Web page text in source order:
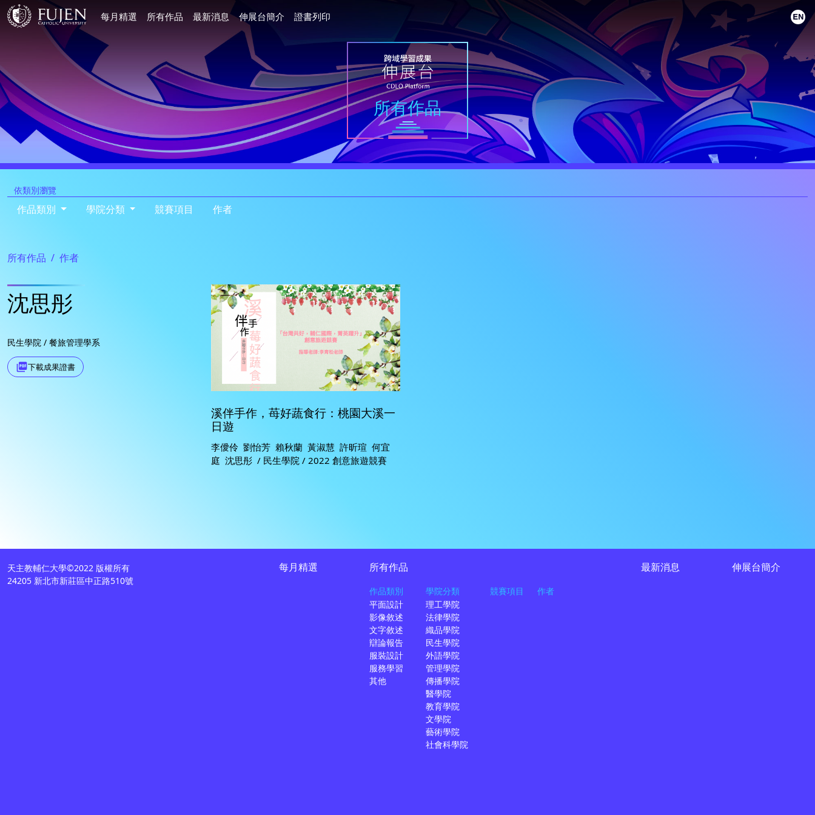
每月精選 所有作品 最新消息 伸展台簡介 證書列印
所有作品
依類別瀏覽
作品類別 學院分類 競賽項目 作者
所有作品 作者
沈思彤
民生學院 / 餐旅管理學系
picture_as_pdf下載成果證書
溪伴手作，苺好蔬食行：桃園大溪一
日遊
李僾伶 劉怡芳 賴秋蘭 黃淑慧 許昕瑄 何宜
庭 沈思彤 / 民生學院 / 2022 創意旅遊競賽
每月精選 所有作品
作品類別
平面設計
影像敘述
文字敘述
辯論報告
服裝設計
服務學習
其他
學院分類
理工學院
法律學院
織品學院
民生學院
外語學院
管理學院
傳播學院
醫學院
教育學院
文學院
藝術學院
社會科學院
競賽項目 作者
最新消息 伸展台簡介
天主教輔仁大學©2022 版權所有
24205 新北市新莊區中正路510號